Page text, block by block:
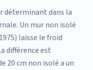
déterminant dans la
Un mur non isolé
laisse le froid
différence est
20 cm non isolé a un